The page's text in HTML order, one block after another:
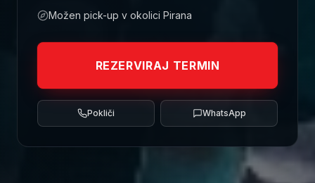
Možen pick-up v okolici Pirana
REZERVIRAJ TERMIN
Pokliči WhatsApp